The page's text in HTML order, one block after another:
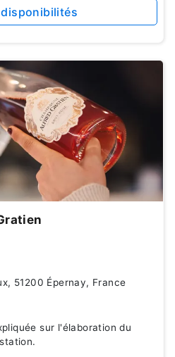
51200 Épernay, France
sur l'élaboration du